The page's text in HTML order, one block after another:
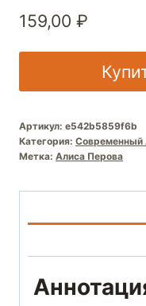
159,00 ₽
Артикул: e542b5859f6b
Категория: Современный
Метка: Алиса Перова